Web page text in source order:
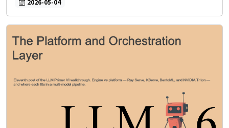
2026-05-04